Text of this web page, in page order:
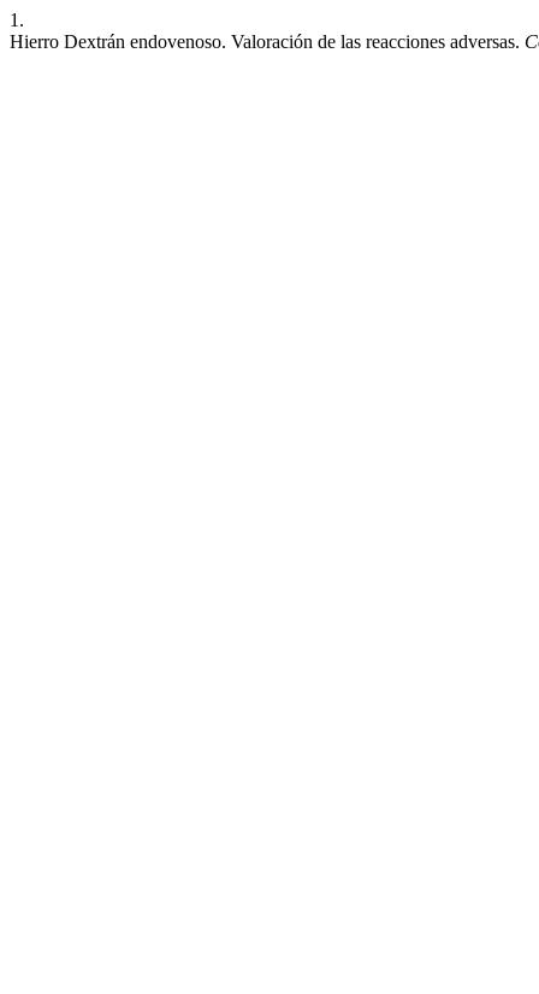
1.
Hierro Dextrán endovenoso. Valoración de las reacciones adversas.